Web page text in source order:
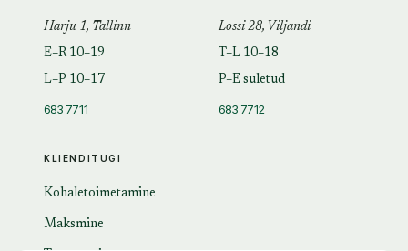
KLIENDITUGI
Kohaletoimetamine
Maksmine
Harju 1, Tallinn
E–R 10–19
L–P 10–17
683 7711
Lossi 28, Viljandi
T–L 10–18
P–E suletud
683 7712